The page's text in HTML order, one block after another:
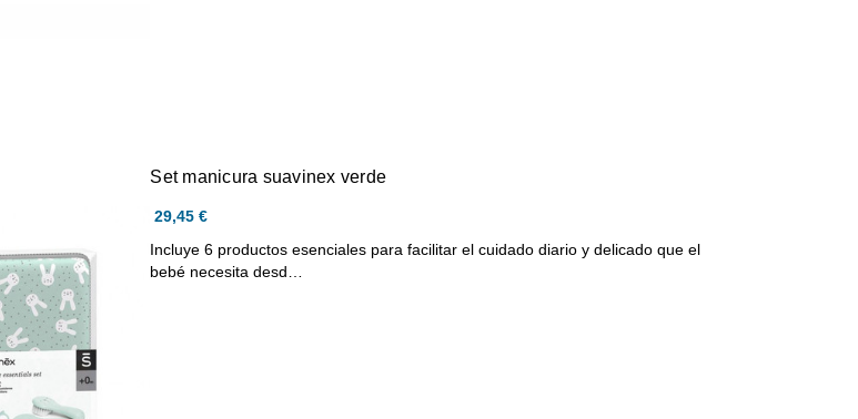
Set manicura suavinex verde
29,45 €
Incluye 6 productos esenciales para facilitar el cuidado diario y delicado que el
bebé necesita desd…